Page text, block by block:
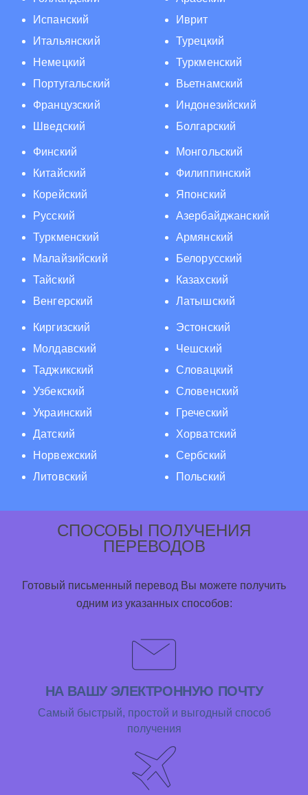
Испанский
Итальянский
Немецкий
Португальский
Французский
Шведский
Иврит
Турецкий
Туркменский
Вьетнамский
Индонезийский
Болгарский
Финский
Китайский
Корейский
Русский
Туркменский
Малайзийский
Тайский
Венгерский
Монгольский
Филиппинский
Японский
Азербайджанский
Армянский
Белорусский
Казахский
Латышский
Киргизский
Молдавский
Таджикский
Узбекский
Украинский
Датский
Норвежский
Литовский
Эстонский
Чешский
Словацкий
Словенский
Греческий
Хорватский
Сербский
Польский
СПОСОБЫ ПОЛУЧЕНИЯ
ПЕРЕВОДОВ
Готовый письменный перевод Вы можете получить
одним из указанных способов:
НА ВАШУ ЭЛЕКТРОННУЮ ПОЧТУ
Самый быстрый, простой и выгодный способ
получения